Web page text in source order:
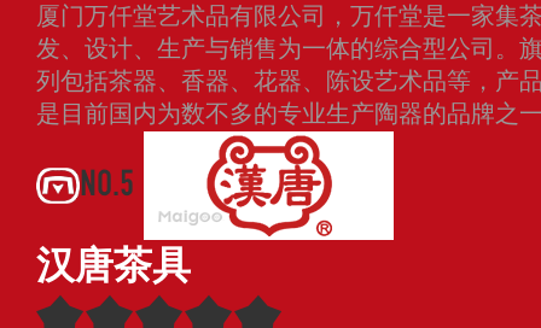
厦门万仟堂艺术品有限公司，万仟堂是一家集
发、设计、生产与销售为一体的综合型公司。
列包括茶器、香器、花器、陈设艺术品等，产
是目前国内为数不多的专业生产陶器的品牌之
NO.5
汉唐茶具